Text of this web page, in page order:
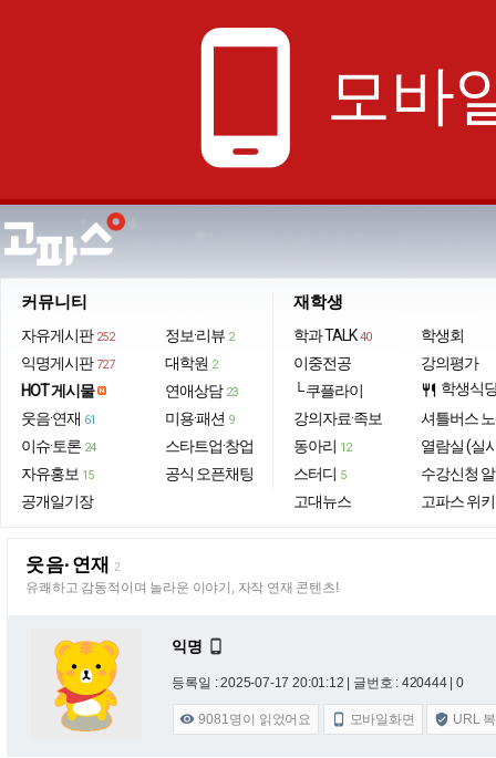
phone_android 모바
커뮤니티
자유게시판 252
익명게시판 727
HOT 게시물
웃음·연재 61
이슈·토론 24
자유홍보 15
공개일기장
정보·리뷰 2
대학원 2
연애상담 23
미용·패션 9
스타트업·창업
공식 오픈채팅
재학생
학과 TALK 40
이중전공
└ 쿠플라이
강의자료·족보
동아리 12
스터디 5
고대뉴스
학생회
강의평가
restaurant 학생식
셔틀버스
열람실 (실
수강신청
고파스 위키
웃음·연재 2
유쾌하고 감동적이며 놀라운 이야기, 자작 연재 콘텐츠!
익명 
등록일 : 2025-07-17 20:01:12 | 글번호 : 420444 | 0
 9081명이 읽었어요  모바일화면  URL